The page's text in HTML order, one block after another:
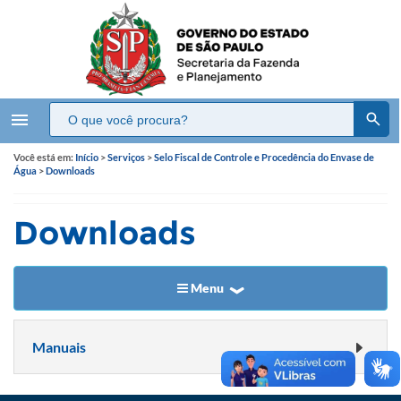
menu
Você está em: Início >Serviços >Selo Fiscal de Controle e Procedência do Envase de
Água >Downloads
Downloads
Menu
Manuais